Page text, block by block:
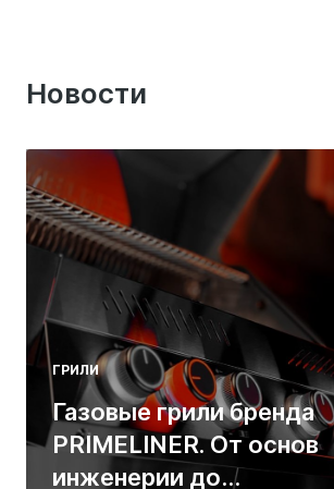
Новости
ГРИЛИ
Газовые грили бренда
PRIMELINER. От основ
инженерии до